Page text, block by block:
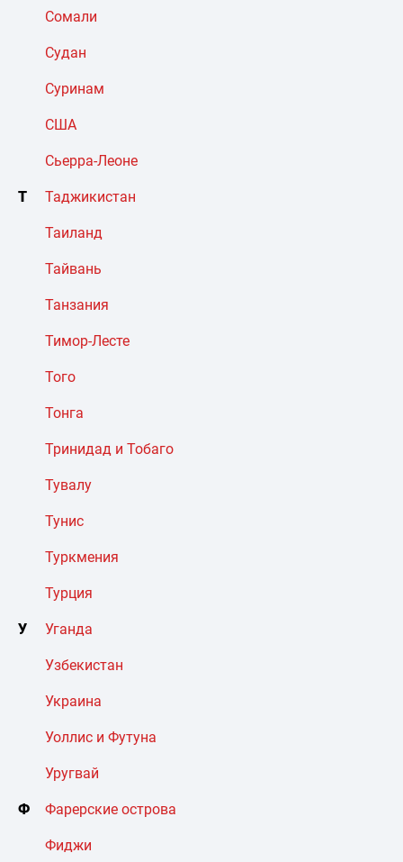
Сомали
Судан
Суринам
США
Сьерра-Леоне
Т Таджикистан
Таиланд
Тайвань
Танзания
Тимор-Лесте
Того
Тонга
Тринидад и Тобаго
Тувалу
Тунис
Туркмения
Турция
У Уганда
Узбекистан
Украина
Уоллис и Футуна
Уругвай
Ф Фарерские острова
Фиджи